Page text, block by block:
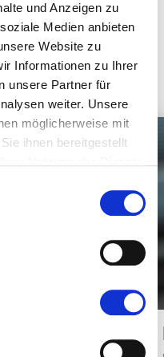
und Anzeigen zu
Medien anbieten
Website zu
Informationen zu Ihrer
unsere Partner für
weiter. Unsere
möglicherweise mit
ihnen bereitgestellt